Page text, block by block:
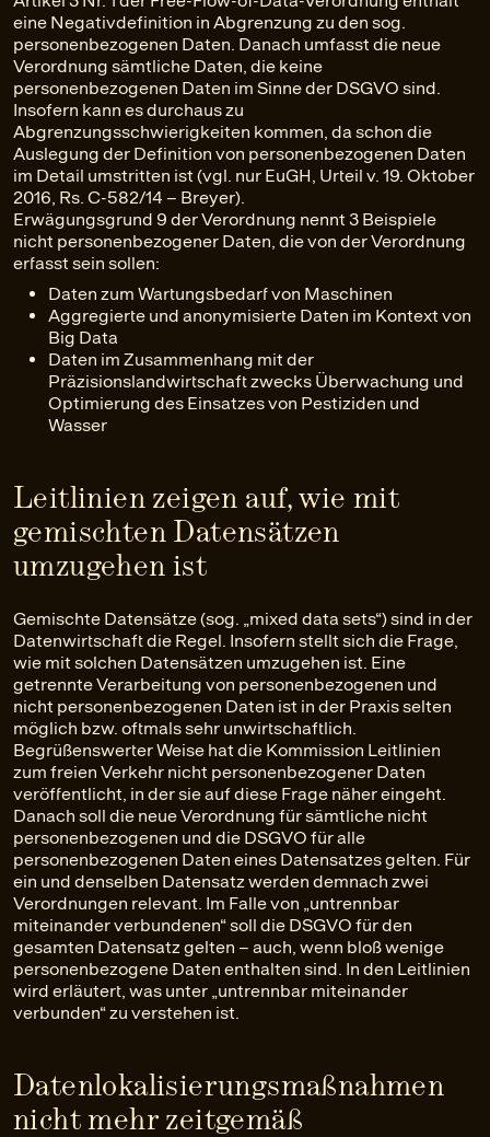
eine Negativdefinition in Abgrenzung zu den sog.
personenbezogenen Daten. Danach umfasst die neue
Verordnung sämtliche Daten, die keine
personenbezogenen Daten im Sinne der DSGVO sind.
Insofern kann es durchaus zu
Abgrenzungsschwierigkeiten kommen, da schon die
Auslegung der Definition von personenbezogenen Daten
im Detail umstritten ist (vgl. nur EuGH, Urteil v. 19. Oktober
2016, Rs. C-582/14 – Breyer).
Erwägungsgrund 9 der Verordnung nennt 3 Beispiele
nicht personenbezogener Daten, die von der Verordnung
erfasst sein sollen:
Daten zum Wartungsbedarf von Maschinen
Aggregierte und anonymisierte Daten im Kontext von
Big Data
Daten im Zusammenhang mit der
Präzisionslandwirtschaft zwecks Überwachung und
Optimierung des Einsatzes von Pestiziden und
Wasser
Leitlinien zeigen auf, wie mit
gemischten Datensätzen
umzugehen ist
Gemischte Datensätze (sog. „mixed data sets“) sind in der
Datenwirtschaft die Regel. Insofern stellt sich die Frage,
wie mit solchen Datensätzen umzugehen ist. Eine
getrennte Verarbeitung von personenbezogenen und
nicht personenbezogenen Daten ist in der Praxis selten
möglich bzw. oftmals sehr unwirtschaftlich.
Begrüßenswerter Weise hat die Kommission Leitlinien
zum freien Verkehr nicht personenbezogener Daten
veröffentlicht, in der sie auf diese Frage näher eingeht.
Danach soll die neue Verordnung für sämtliche nicht
personenbezogenen und die DSGVO für alle
personenbezogenen Daten eines Datensatzes gelten. Für
ein und denselben Datensatz werden demnach zwei
Verordnungen relevant. Im Falle von „untrennbar
miteinander verbundenen“ soll die DSGVO für den
gesamten Datensatz gelten – auch, wenn bloß wenige
personenbezogene Daten enthalten sind. In den Leitlinien
wird erläutert, was unter „untrennbar miteinander
verbunden“ zu verstehen ist.
Datenlokalisierungsmaßnahmen
nicht mehr zeitgemäß